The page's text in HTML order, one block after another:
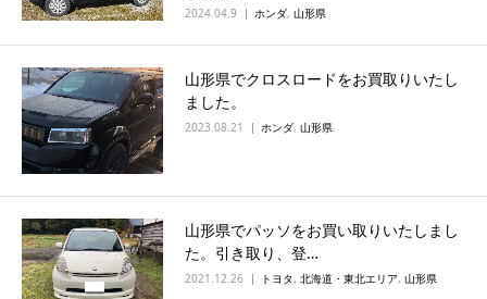
2024.04.9 ホンダ, 山形県
山形県でクロスロードをお買取りいたし
ました。
2023.08.21 ホンダ, 山形県
山形県でパッソをお買い取りいたしまし
た。引き取り、登…
2021.12.26 トヨタ, 北海道・東北エリア, 山形県